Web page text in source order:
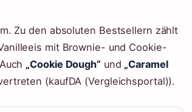
Zu den absoluten Bestsellern zählt
mit Brownie- und Cookie-
„Cookie Dough” und „Caramel
(kaufDA (Vergleichsportal)).